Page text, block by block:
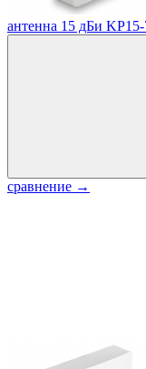
антенна 15 дБи
сравнение →